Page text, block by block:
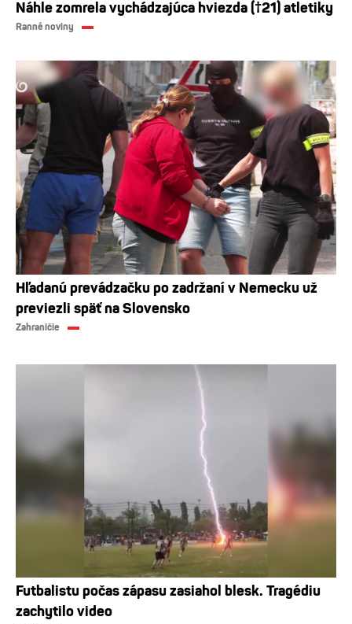
Náhle zomrela vychádzajúca hviezda (†21) atletiky
Ranné noviny
Hľadanú prevádzačku po zadržaní v Nemecku už
previezli späť na Slovensko
Zahraničie
Futbalistu počas zápasu zasiahol blesk. Tragédiu
zachytilo video